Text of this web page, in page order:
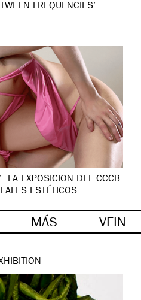
FREQUENCIES’
LA EXPOSICIÓN DEL CCCB
ESTÉTICOS
MÁS VEIN